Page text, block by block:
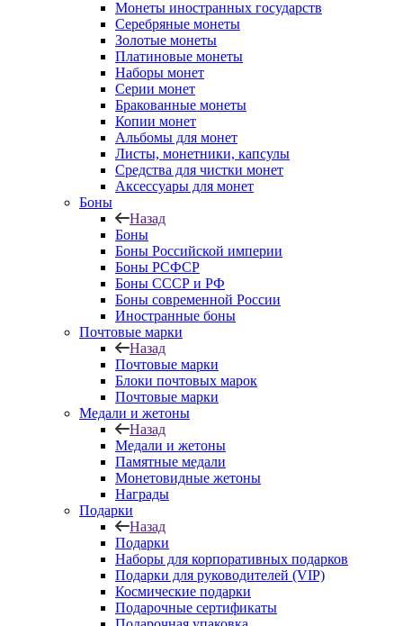
Монеты иностранных государств
Серебряные монеты
Золотые монеты
Платиновые монеты
Наборы монет
Серии монет
Бракованные монеты
Копии монет
Альбомы для монет
Листы, монетники, капсулы
Средства для чистки монет
Аксессуары для монет
Боны
Назад
Боны
Боны Российской империи
Боны РСФСР
Боны СССР и РФ
Боны современной России
Иностранные боны
Почтовые марки
Назад
Почтовые марки
Блоки почтовых марок
Почтовые марки
Медали и жетоны
Назад
Медали и жетоны
Памятные медали
Монетовидные жетоны
Награды
Подарки
Назад
Подарки
Наборы для корпоративных подарков
Подарки для руководителей (VIP)
Космические подарки
Подарочные сертификаты